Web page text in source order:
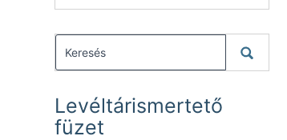
Levéltárismertető
füzet